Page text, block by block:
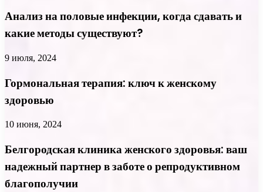
Анализ на половые инфекции, когда сдавать и
какие методы существуют?
9 июля, 2024
Гормональная терапия: ключ к женскому
здоровью
10 июня, 2024
Белгородская клиника женского здоровья: ваш
надежный партнер в заботе о репродуктивном
благополучии